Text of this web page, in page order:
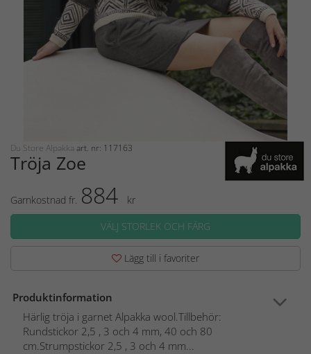
Du Store Alpakka art. nr: 117163
Tröja Zoe
Garnkostnad fr. 884
kr
VÄLJ STORLEK OCH FÄRG
Lägg till i favoriter
Produktinformation
Härlig tröja i garnet Alpakka wool.Tillbehör:
Rundstickor 2,5 , 3 och 4 mm, 40 och 80
cm.Strumpstickor 2,5 , 3 och 4 mm...